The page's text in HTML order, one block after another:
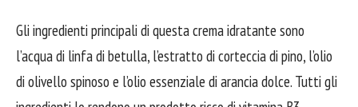
Gli ingredienti principali di questa crema idratante sono
l’acqua di linfa di betulla, l’estratto di corteccia di pino, l’olio
di olivello spinoso e l’olio essenziale di arancia dolce. Tutti gli